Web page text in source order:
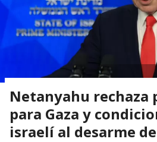
Netanyahu rechaza
para Gaza y
israelí al desarme